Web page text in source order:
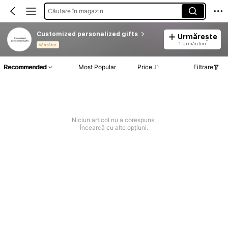
Căutare în magazin
Customized personalized gifts
Vânzător
Urmărește
1 Urmăritori
Recommended Most Popular Price Filtrare
Niciun articol nu a corespuns.
Încearcă cu alte opțiuni.